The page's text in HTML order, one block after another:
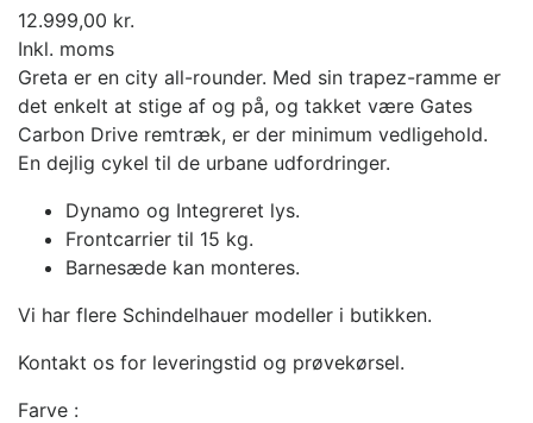
12.999,00 kr.
Inkl. moms
Greta er en city all-rounder. Med sin trapez-ramme er
det enkelt at stige af og på, og takket være Gates
Carbon Drive remtræk, er der minimum vedligehold.
En dejlig cykel til de urbane udfordringer.
Dynamo og Integreret lys.
Frontcarrier til 15 kg.
Barnesæde kan monteres.
Vi har flere Schindelhauer modeller i butikken.
Kontakt os for leveringstid og prøvekørsel.
Farve :